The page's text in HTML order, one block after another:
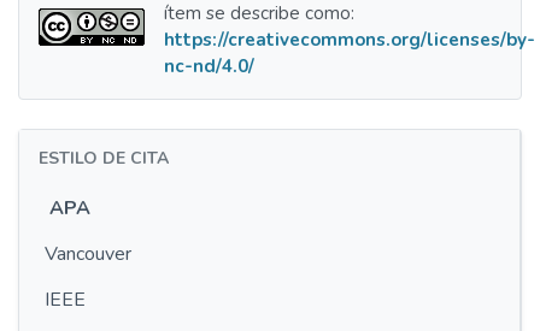
ítem se describe como:
https://creativecommons.org/licenses/by-
nc-nd/4.0/
ESTILO DE CITA
APA
Vancouver
IEEE